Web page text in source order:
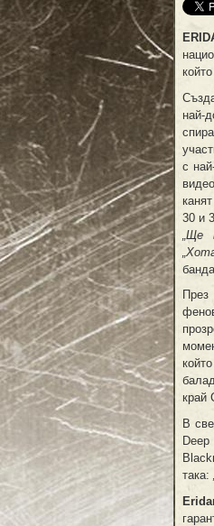
най-
с
30 и
„Ще
През
край
В
така: